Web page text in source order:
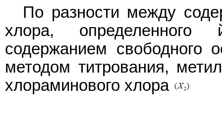
По разности между
хлора, определенного
содержанием свободного
методом титрования,
хлораминового хлора